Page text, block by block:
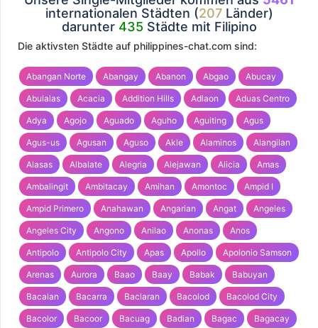
internationalen Städten (207Länder)
darunter 435 Städte mit Filipino
Die aktivsten Städte auf philippines-chat.com sind:
Abangan Norte Abangay Abanon Abgao Abucay
Abulalas Acacia Addition Hills Adlaon Aduas Centro
Adya Agojo Aguado Aguho Aguiting Agus
Agus-us Agusan Aguso Akle Alaminos Alangilan
Alasas Albalate Alegria Alejawan Alicia Amas
Ambalingit Ambitacay Amihan Amontoc Ampid I
Ampid Primero Anahawan Angarian Angat Angeles
Angeles City Angono Anilao Anonas Anos
Antipolo Antipolo City Apas Apollo Apolonio Samson
Arenas Aurora Baao Baay Babak Babuyan
Bacalan Bacarra Baclaran Bacolod Bacolod City
Bacolor Bacoor Bacuag Badian Bagac Bagacay